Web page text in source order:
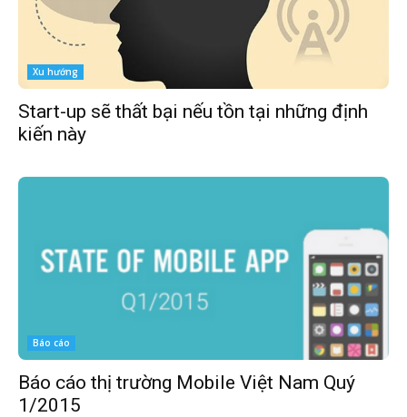
Xu hướng
Start-up sẽ thất bại nếu tồn tại những định
kiến này
Báo cáo
Báo cáo thị trường Mobile Việt Nam Quý
1/2015